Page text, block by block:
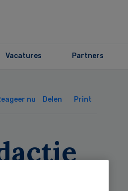
Vacatures Partners
nu Delen Print